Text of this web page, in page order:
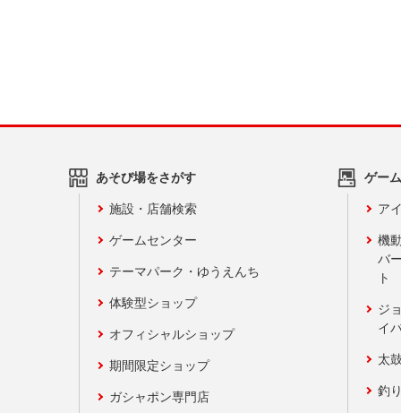
あそび場をさがす
施設・店舗検索
ゲームセンター
テーマパーク・ゆうえんち
体験型ショップ
オフィシャルショップ
期間限定ショップ
ガシャポン専門店
ゲー
ア
機
バ
ト
ジ
イ
太
釣